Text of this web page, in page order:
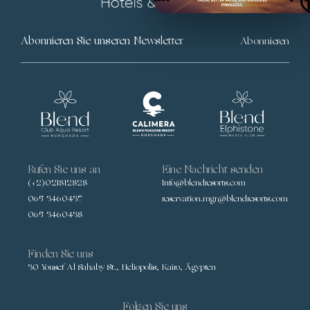
Abonnieren
Rufen Sie uns an
(+2)021812828
065 3460437
065 3460438
Eine Nachricht senden
Info@blendresorts.com
reservation.mgr@blendresorts.com
Finden Sie uns
30 Yousef Al Sahaby St., Heliopolis, Kairo, Ägypten
Folgen Sie uns